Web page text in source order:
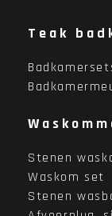
Teak
Stenen
Waskom set
Stenen